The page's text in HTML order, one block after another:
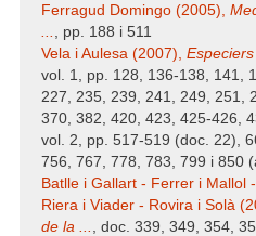
Ferragud Domingo (2005),
... , pp. 188 i 511
Vela i Aulesa (2007),
vol. 1, pp. 128, 136-138, 141,
227, 235, 239, 241, 249, 251,
370, 382, 420, 423, 425-426,
vol. 2, pp. 517-519 (doc. 22),
756, 767, 778, 783, 799 i 850
Batlle i Gallart - Ferrer i Mallol
Riera i Viader - Rovira i Solà
de la ... , doc. 339, 349, 354,